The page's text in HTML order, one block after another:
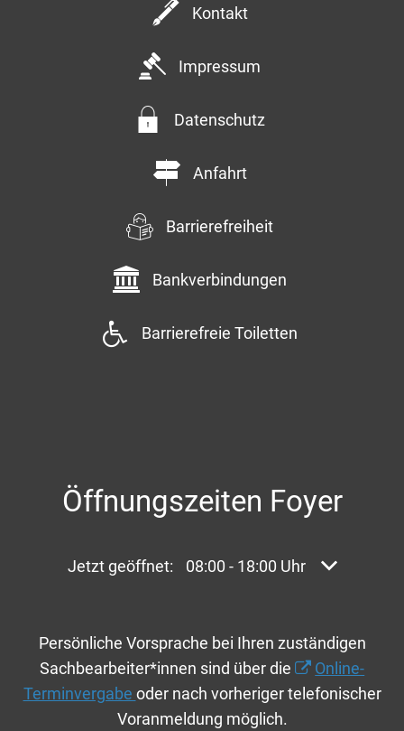
Kontakt
Impressum
Datenschutz
Anfahrt
Barrierefreiheit
Bankverbindungen
Barrierefreie Toiletten
Öffnungszeiten Foyer
Klicken, um weitere Öffnungs- oder
Jetzt geöffnet: 08:00 - 18:00 Uhr Von 08:00
Persönliche Vorsprache bei Ihren zuständigen
Sachbearbeiter*innen sind über die
Online-
Terminvergabe oder nach vorheriger telefonischer
Voranmeldung möglich.